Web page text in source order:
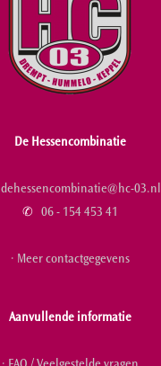
De Hessencombinatie
dehessencombinatie@hc-03.nl
✆ 06 - 154 453 41
· Meer contactgegevens
Aanvullende informatie